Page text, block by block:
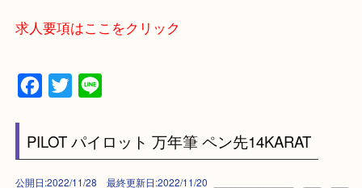
買取専門店 大吉 アル・プラザ京田辺店にお願いし
た。と思ってもらえるよう一点一点を丁寧に査定さ